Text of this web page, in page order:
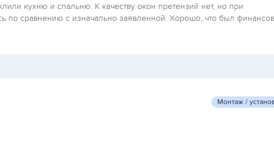
кухню и спальню. К качеству окон претензий нет, но при
по сравнению с изначально заявленной. Хорошо, что был
Монтаж /